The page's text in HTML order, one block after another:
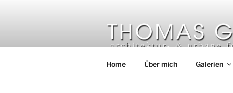
THOMAS
Architekturfotografie | historische
Home Über mich Galerien